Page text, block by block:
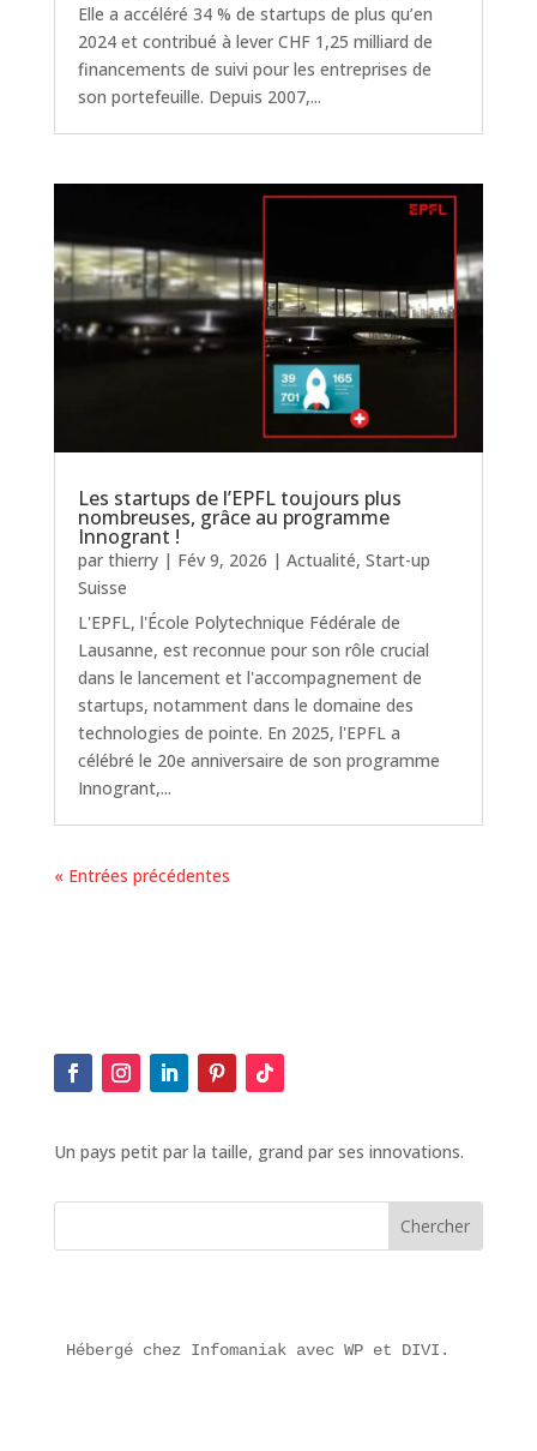
Elle a accéléré 34 % de startups de plus qu’en
2024 et contribué à lever CHF 1,25 milliard de
financements de suivi pour les entreprises de
son portefeuille. Depuis 2007,...
Les startups de l’EPFL toujours plus
nombreuses, grâce au programme
Innogrant !
par thierry| Fév 9, 2026 | Actualité, Start-up
Suisse
L'EPFL, l'École Polytechnique Fédérale de
Lausanne, est reconnue pour son rôle crucial
dans le lancement et l'accompagnement de
startups, notamment dans le domaine des
technologies de pointe. En 2025, l'EPFL a
célébré le 20e anniversaire de son programme
Innogrant,...
« Entrées précédentes
Un pays petit par la taille, grand par ses innovations.
Hébergé chez Infomaniak avec WP et DIVI.